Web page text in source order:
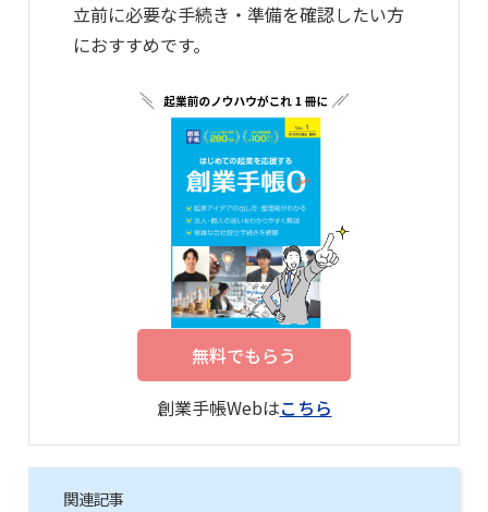
立前に必要な手続き・準備を確認したい方
におすすめです。
無料でもらう
創業手帳Webはこちら
関連記事